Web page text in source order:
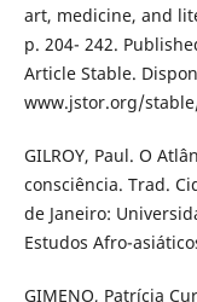
art, medicine, and
p. 204- 242.
Article Stable.
www.jstor.org/
GILROY, Paul. O
consciência. Trad.
de Janeiro:
Estudos Afro-
GIMENO, Patrícia